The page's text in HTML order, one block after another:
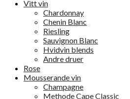
Vitt vin
Chardonnay
Chenin Blanc
Riesling
Sauvignon Blanc
Hvidvin blends
Andre druer
Rose
Mousserande vin
Champagne
Methode Cape Classic